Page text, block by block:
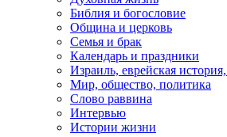
Библия и богословие
Община и церковь
Семья и брак
Календарь и праздники
Израиль, еврейская
Мир, общество, политика
Слово раввина
Интервью
Истории жизни